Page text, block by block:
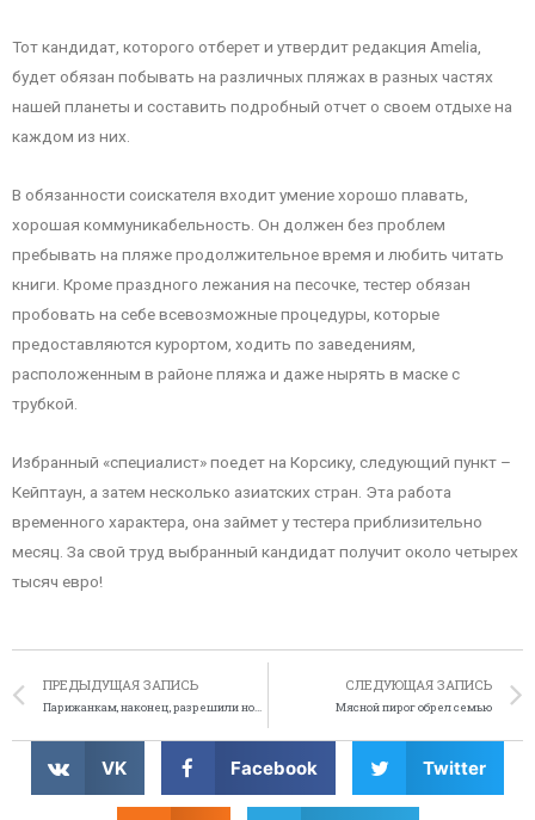
Тот кандидат, которого отберет и утвердит редакция Amelia,
будет обязан побывать на различных пляжах в разных частях
нашей планеты и составить подробный отчет о своем отдыхе на
каждом из них.
В обязанности соискателя входит умение хорошо плавать,
хорошая коммуникабельность. Он должен без проблем
пребывать на пляже продолжительное время и любить читать
книги. Кроме праздного лежания на песочке, тестер обязан
пробовать на себе всевозможные процедуры, которые
предоставляются курортом, ходить по заведениям,
расположенным в районе пляжа и даже нырять в маске с
трубкой.
Избранный «специалист» поедет на Корсику, следующий пункт –
Кейптаун, а затем несколько азиатских стран. Эта работа
временного характера, она займет у тестера приблизительно
месяц. За свой труд выбранный кандидат получит около четырех
тысяч евро!
ПРЕДЫДУЩАЯ ЗАПИСЬ
Парижанкам, наконец, разрешили носить брюки
СЛЕДУЮЩАЯ ЗАПИСЬ
Мясной пирог обрел семью
VK Facebook Twitter